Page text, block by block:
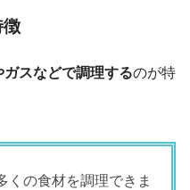
徴
ガスなどで調理するのが特
くの食材を調理できま